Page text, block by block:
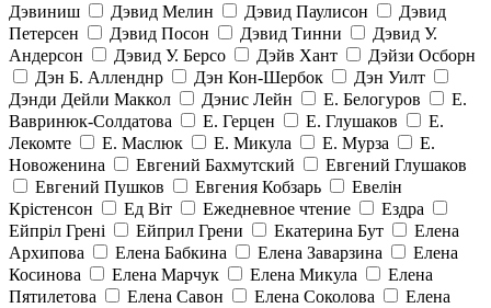
Дэвиниш Дэвид Мелин Дэвид Паулисон
Дэвид
Петерсен
Дэвид Посон Дэвид Тинни
Дэвид У.
Андерсон
Дэвид У. Берсо Дэйв Хант
Дэйзи Осборн
Дэн Б. Алленднр
Дэн Кон-Шербок
Дэн Уилт
Дэнди Дейли Маккол
Дэнис Лейн Е. Белогуров
Е.
Вавринюк-Солдатова
Е. Герцен Е. Глушаков
Е.
Лекомте
Е. Маслюк Е. Микула Е. Мурза
Е.
Новоженина
Евгений Бахмутский
Евгений Глушаков
Евгений Пушков
Евгения Кобзарь
Евелін
Крістенсон
Ед Віт Ежедневное чтение
Ездра
Ейпріл Грені
Ейприл Грени Екатерина Бут
Елена
Архипова
Елена Бабкина Елена Заварзина
Елена
Косинова
Елена Марчук Елена Микула
Елена
Пятилетова
Елена Савон Елена Соколова
Елена